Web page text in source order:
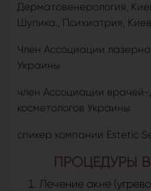
Дерматовенерология,
Шупика., Психиатрия,
Член Ассоциации
Украины
член Ассоциации
косметологов Украины
спикер компании Estetic
ПРОЦЕДУРЫ
Лечение акне